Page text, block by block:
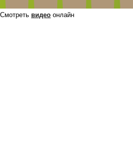
Смотреть видео онлайн